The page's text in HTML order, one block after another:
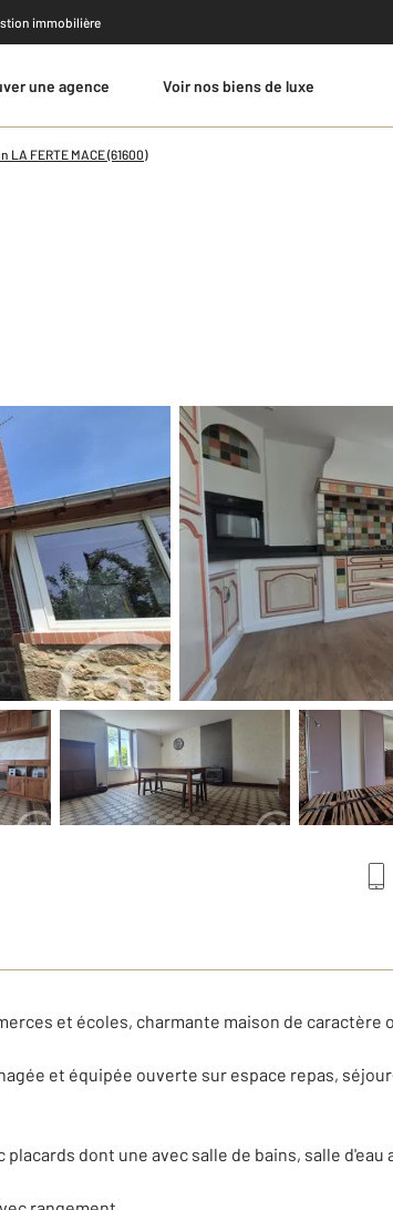
immobilière
une agence Voir nos biens de luxe
LA FERTE MACE (61600)
et écoles, charmante maison de caractère
et équipée ouverte sur espace repas,
dont une avec salle de bains, salle d'eau